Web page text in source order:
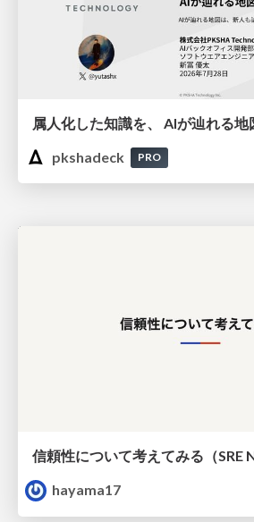
属人化した知識を、 AIが辿れる地
pkshadeck
PRO
hayama17